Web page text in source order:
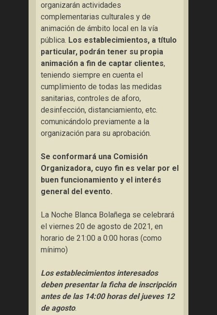
organizarán actividades
complementarias culturales y de
animación de ámbito local en la vía
pública. Los establecimientos, a título
particular, podrán tener su propia
animación a fin de captar clientes,
teniendo siempre en cuenta el
cumplimiento de todas las medidas
sanitarias, controles de aforo,
desinfección, distanciamiento, etc.
comunicándolo previamente a la
organización para su aprobación.
Se conformará una Comisión
Organizadora, cuyo fin es velar por el
buen funcionamiento y el interés
general del evento.
La Noche Blanca Bolañega se celebrará
el viernes 20 de agosto de 2021, en
horario de 21:00 a 0:00 horas (como
mínimo)
Los establecimientos interesados
deben presentar la ficha de inscripción
antes de las 14:00 horas del jueves 12
de agosto.